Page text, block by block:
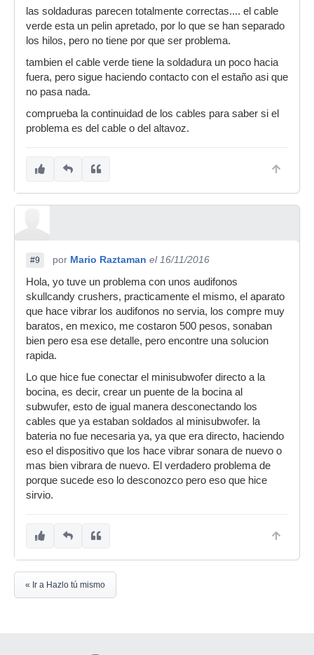
las soldaduras parecen totalmente correctas.... el cable
verde esta un pelin apretado, por lo que se han separado
los hilos, pero no tiene por que ser problema.
tambien el cable verde tiene la soldadura un poco hacia
fuera, pero sigue haciendo contacto con el estaño asi que
no pasa nada.
comprueba la continuidad de los cables para saber si el
problema es del cable o del altavoz.
#9 por Mario Raztaman el 16/11/2016
Hola, yo tuve un problema con unos audifonos
skullcandy crushers, practicamente el mismo, el aparato
que hace vibrar los audifonos no servia, los compre muy
baratos, en mexico, me costaron 500 pesos, sonaban
bien pero esa ese detalle, pero encontre una solucion
rapida.
Lo que hice fue conectar el minisubwofer directo a la
bocina, es decir, crear un puente de la bocina al
subwufer, esto de igual manera desconectando los
cables que ya estaban soldados al minisubwofer. la
bateria no fue necesaria ya, ya que era directo, haciendo
eso el dispositivo que los hace vibrar sonara de nuevo o
mas bien vibrara de nuevo. El verdadero problema de
porque sucede eso lo desconozco pero eso que hice
sirvio.
« Ir a Hazlo tú mismo